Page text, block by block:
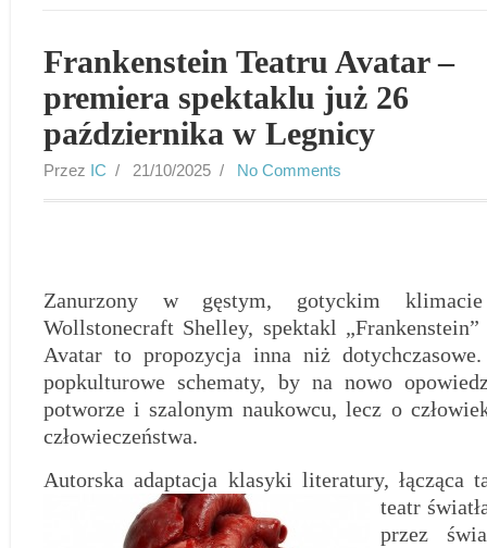
Frankenstein Teatru Avatar –
premiera spektaklu już 26
października w Legnicy
Przez IC / 21/10/2025 / No Comments
Zanurzony w gęstym, gotyckim
Wollstonecraft Shelley, spektakl
Avatar to propozycja inna niż
popkulturowe schematy, by na nowo
potworze i szalonym naukowcu, lecz o
człowieczeństwa.
Autorska adaptacja klasyki literatury, łącząca
teatr
przez